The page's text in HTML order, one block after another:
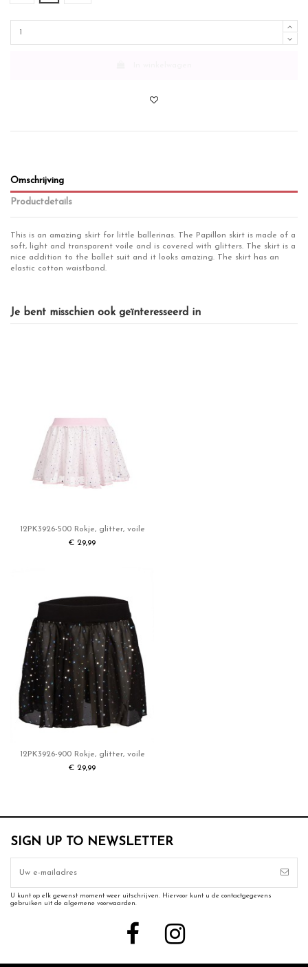
Omschrijving
Productdetails
This is an amazing skirt for little ballerinas. The Papillon skirt is made of a
soft, light and transparent voile and is covered with glitters. The skirt is a
nice addition to the ballet suit and it looks amazing. The skirt has an
elastic cotton waistband.
product
Je bent misschien ook geïnteresseerd in
12PK3926-500 Rokje, glitter, voile
€ 29,99
12PK3926-900 Rokje, glitter, voile
€ 29,99
SIGN UP TO NEWSLETTER
U kunt op elk gewenst moment weer uitschrijven. Hiervoor kunt u de contactgegevens
gebruiken uit de algemene voorwaarden.